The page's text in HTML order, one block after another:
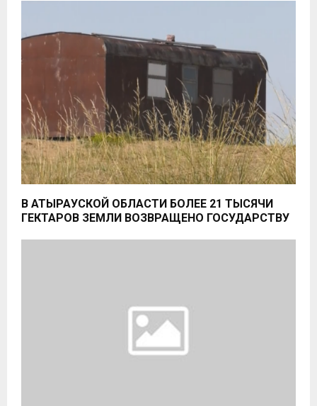
В АТЫРАУСКОЙ ОБЛАСТИ БОЛЕЕ 21 ТЫСЯЧИ
ГЕКТАРОВ ЗЕМЛИ ВОЗВРАЩЕНО ГОСУДАРСТВУ